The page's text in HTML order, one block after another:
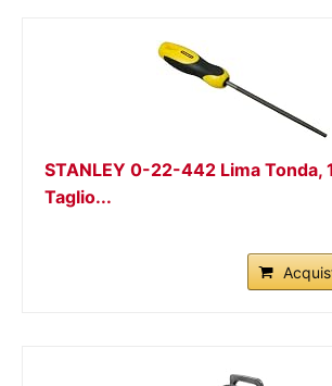
STANLEY 0-22-442 Lima Tonda,
Taglio...